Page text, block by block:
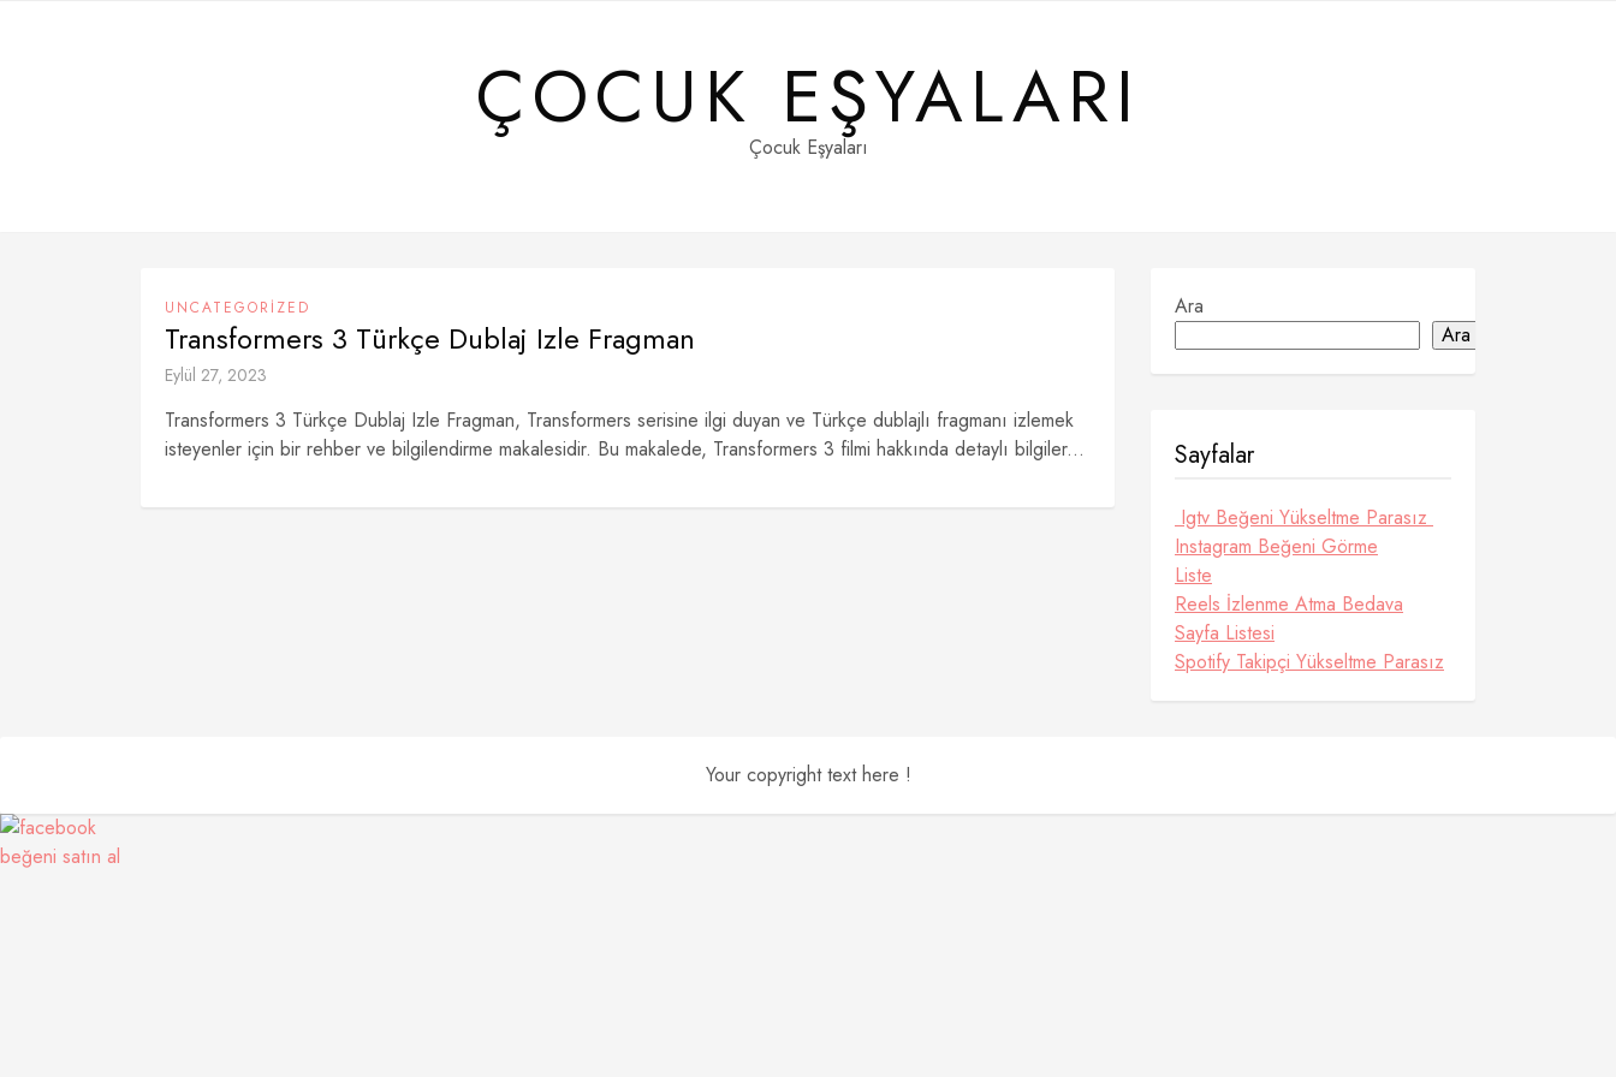
ÇOCUK EŞYALARI
Çocuk Eşyaları
UNCATEGORIZED
Transformers 3 Türkçe Dublaj Izle Fragman
Eylül 27, 2023
Transformers 3 Türkçe Dublaj Izle Fragman, Transformers serisine ilgi duyan ve Türkçe dublajlı fragmanı izlemek
isteyenler için bir rehber ve bilgilendirme makalesidir. Bu makalede, Transformers 3 filmi hakkında detaylı bilgiler...
Ara
Ara
Sayfalar
Igtv Beğeni Yükseltme Parasız
Instagram Beğeni Görme
Liste
Reels İzlenme Atma Bedava
Sayfa Listesi
Spotify Takipçi Yükseltme Parasız
Your copyright text here !